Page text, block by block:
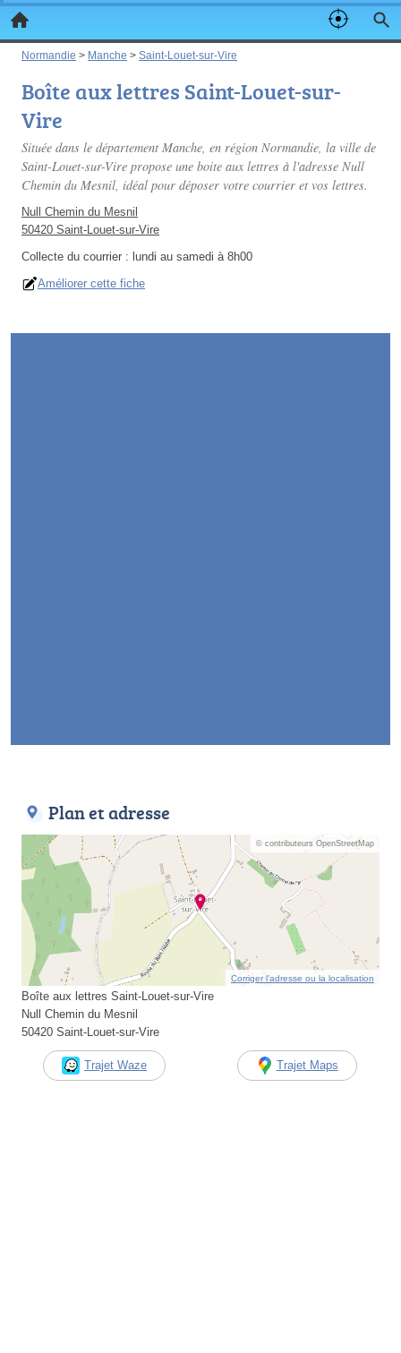
Normandie > Manche > Saint-Louet-sur-Vire
Boîte aux lettres Saint-Louet-sur-
Vire
Située dans le département Manche, en région Normandie, la ville de
Saint-Louet-sur-Vire propose une boite aux lettres à l'adresse Null
Chemin du Mesnil, idéal pour déposer votre courrier et vos lettres.
Null Chemin du Mesnil
50420 Saint-Louet-sur-Vire
Collecte du courrier : lundi au samedi à 8h00
Améliorer cette fiche
Plan et adresse
© contributeurs OpenStreetMap
Corriger l’adresse ou la localisation
Boîte aux lettres Saint-Louet-sur-Vire
Null Chemin du Mesnil
50420 Saint-Louet-sur-Vire
Trajet Waze Trajet Maps